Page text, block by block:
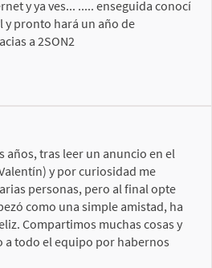
y ya ves... ..... enseguida conocí
y pronto hará un año de
a 2SON2
años, tras leer un anuncio en el
y por curiosidad me
personas, pero al final opte
como una simple amistad, ha
Compartimos muchas cosas y
a todo el equipo por habernos